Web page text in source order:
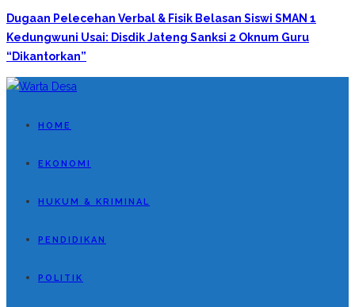
Dugaan Pelecehan Verbal & Fisik Belasan Siswi SMAN 1
Kedungwuni Usai: Disdik Jateng Sanksi 2 Oknum Guru
“Dikantorkan”
HOME
EKONOMI
HUKUM & KRIMINAL
PENDIDIKAN
POLITIK